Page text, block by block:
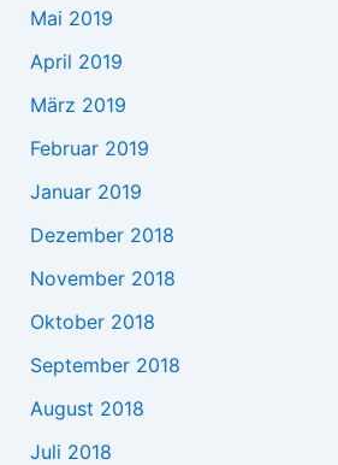
Mai 2019
April 2019
März 2019
Februar 2019
Januar 2019
Dezember 2018
November 2018
Oktober 2018
September 2018
August 2018
Juli 2018